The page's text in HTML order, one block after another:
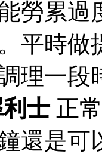
勞累過
平時
理一段
利士 正
還是